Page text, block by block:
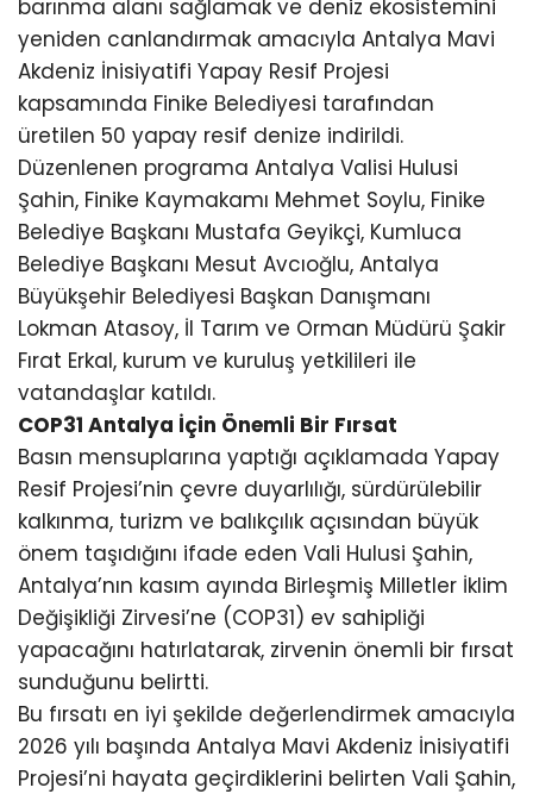
barınma alanı sağlamak ve deniz ekosistemini
yeniden canlandırmak amacıyla Antalya Mavi
Akdeniz İnisiyatifi Yapay Resif Projesi
kapsamında Finike Belediyesi tarafından
üretilen 50 yapay resif denize indirildi.
Düzenlenen programa Antalya Valisi Hulusi
Şahin, Finike Kaymakamı Mehmet Soylu, Finike
Belediye Başkanı Mustafa Geyikçi, Kumluca
Belediye Başkanı Mesut Avcıoğlu, Antalya
Büyükşehir Belediyesi Başkan Danışmanı
Lokman Atasoy, İl Tarım ve Orman Müdürü Şakir
Fırat Erkal, kurum ve kuruluş yetkilileri ile
vatandaşlar katıldı.
COP31 Antalya İçin Önemli Bir Fırsat
Basın mensuplarına yaptığı açıklamada Yapay
Resif Projesi’nin çevre duyarlılığı, sürdürülebilir
kalkınma, turizm ve balıkçılık açısından büyük
önem taşıdığını ifade eden Vali Hulusi Şahin,
Antalya’nın kasım ayında Birleşmiş Milletler İklim
Değişikliği Zirvesi’ne (COP31) ev sahipliği
yapacağını hatırlatarak, zirvenin önemli bir fırsat
sunduğunu belirtti.
Bu fırsatı en iyi şekilde değerlendirmek amacıyla
2026 yılı başında Antalya Mavi Akdeniz İnisiyatifi
Projesi’ni hayata geçirdiklerini belirten Vali Şahin,